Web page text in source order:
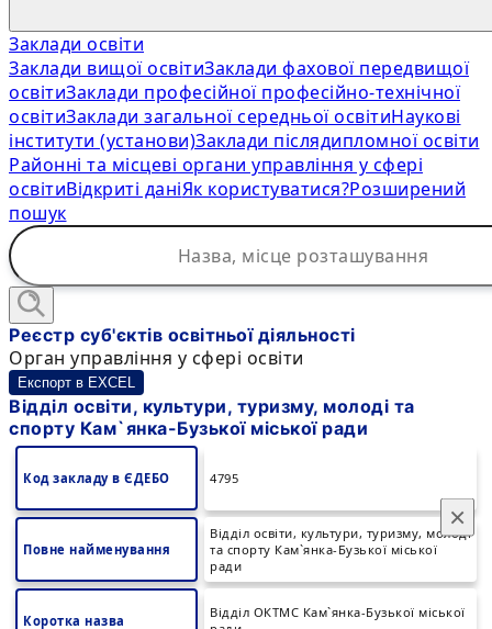
Заклади освіти
Заклади вищої освітиЗаклади фахової передвищої
освітиЗаклади професійної професійно-технічної
освітиЗаклади загальної середньої освітиНаукові
інститути (установи)Заклади післядипломної освіти
Районні та місцеві органи управління у сфері
освітиВідкриті даніЯк користуватися?Розширений
пошук
×
Реєстр суб'єктів освітньої діяльності
Орган управління у сфері освіти
Експорт в EXCEL
Відділ освіти, культури, туризму, молоді та
спорту Кам`янка-Бузької міської ради
Код закладу в ЄДЕБО 4795
Повне найменування
Відділ освіти, культури, туризму, молоді
та спорту Кам`янка-Бузької міської
ради
Коротка назва
Відділ ОКТМС Кам`янка-Бузької міської